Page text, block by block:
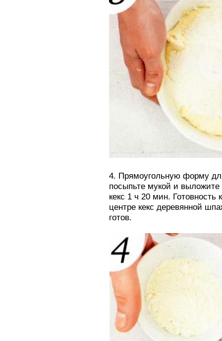
4. Прямоугольную форму
посыпьте мукой и выложите
кекс 1 ч 20 мин. Готовность
центре кекс деревянной
готов.